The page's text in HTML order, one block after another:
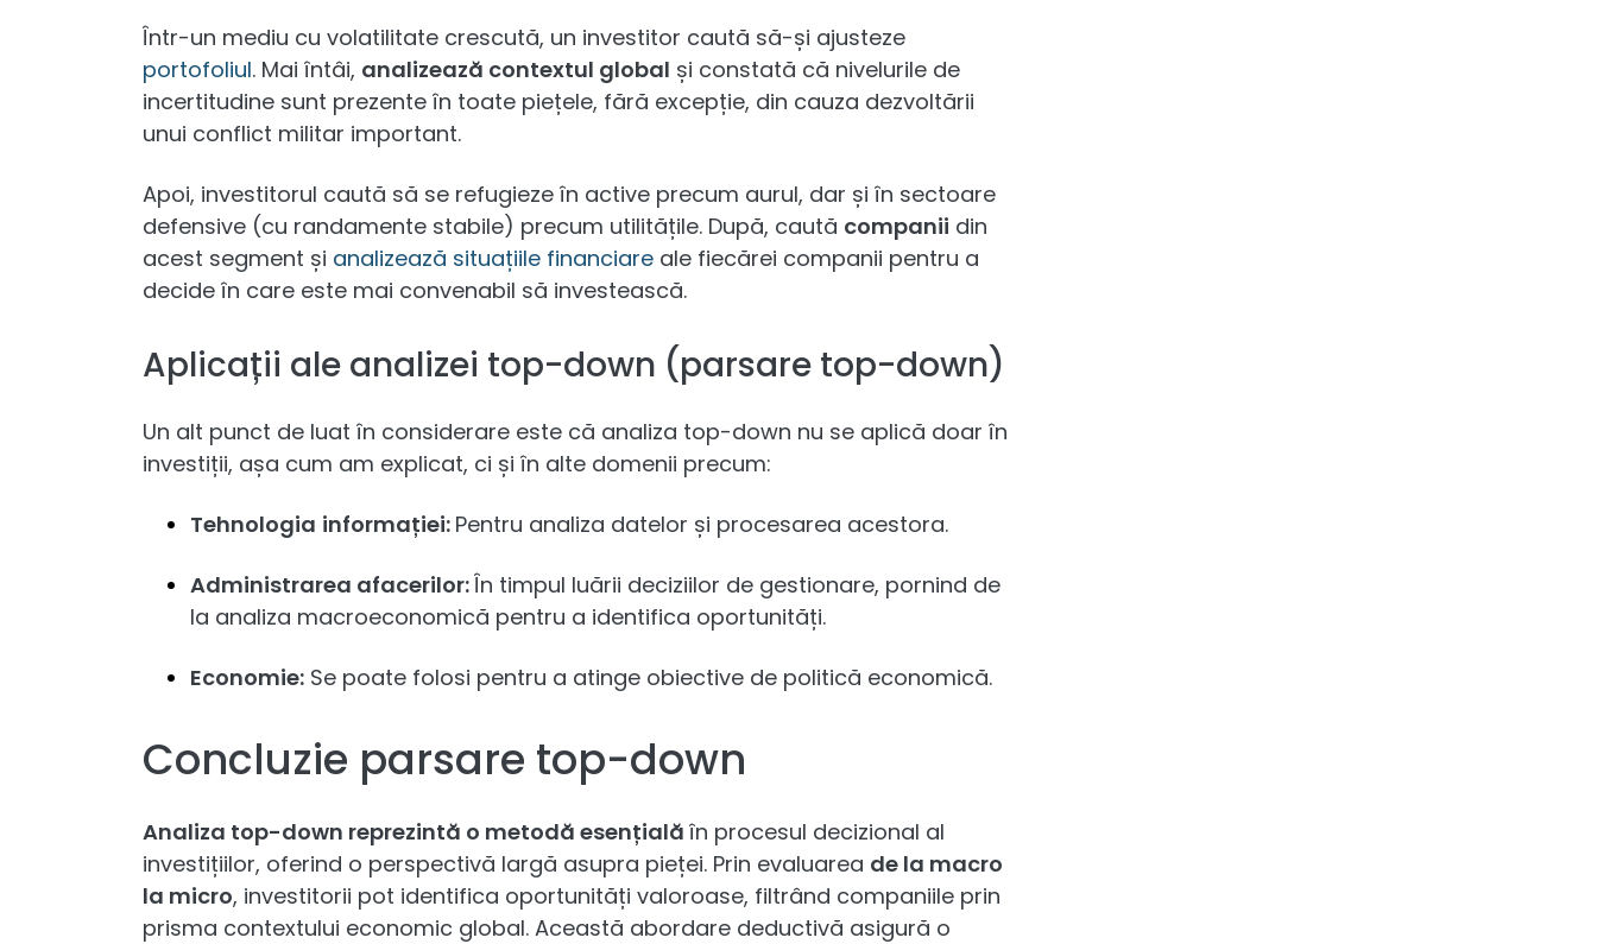
Într-un mediu cu volatilitate crescută, un investitor caută să-și ajusteze
portofoliul. Mai întâi, analizează contextul global și constată că nivelurile de
incertitudine sunt prezente în toate piețele, fără excepție, din cauza dezvoltării
unui conflict militar important.
Apoi, investitorul caută să se refugieze în active precum aurul, dar și în sectoare
defensive (cu randamente stabile) precum utilitățile. După, caută companii din
acest segment și analizează situațiile financiare ale fiecărei companii pentru a
decide în care este mai convenabil să investească.
Aplicații ale analizei top-down (parsare top-down)
Un alt punct de luat în considerare este că analiza top-down nu se aplică doar în
investiții, așa cum am explicat, ci și în alte domenii precum:
Tehnologia informației: Pentru analiza datelor și procesarea acestora.
Administrarea afacerilor:În timpul luării deciziilor de gestionare, pornind de
la analiza macroeconomică pentru a identifica oportunități.
Economie: Se poate folosi pentru a atinge obiective de politică economică.
Concluzie parsare top-down
Analiza top-down reprezintă o metodă esențială în procesul decizional al
investițiilor, oferind o perspectivă largă asupra pieței. Prin evaluarea de la macro
la micro, investitorii pot identifica oportunități valoroase, filtrând companiile prin
prisma contextului economic global. Această abordare deductivă asigură o